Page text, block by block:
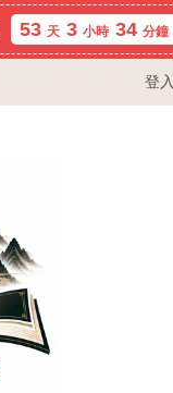
53 天 3 小時 34 分鐘
登入